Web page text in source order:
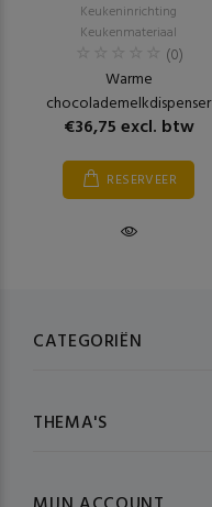
Keukeninrichting
Keukenmateriaal
(0)
Warme
chocolademelkdispenser
€36,75 excl. btw
RESERVEER
CATEGORIËN
THEMA'S